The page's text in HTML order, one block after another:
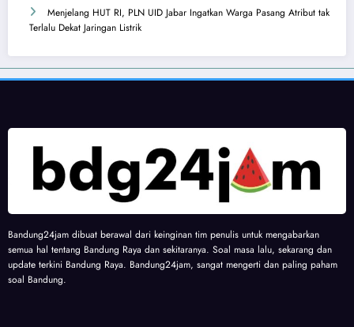
Menjelang HUT RI, PLN UID Jabar Ingatkan Warga Pasang Atribut tak
Terlalu Dekat Jaringan Listrik
Bandung24jam dibuat berawal dari keinginan tim penulis untuk mengabarkan
semua hal tentang Bandung Raya dan sekitaranya. Soal masa lalu, sekarang dan
update terkini Bandung Raya. Bandung24jam, sangat mengerti dan paling paham
soal Bandung.